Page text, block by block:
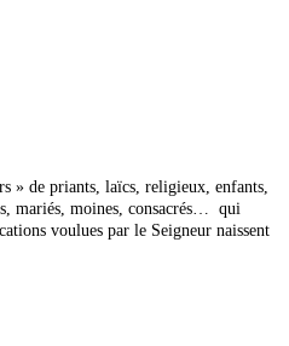
» de priants, laïcs, religieux, enfants,
mariés, moines, consacrés… qui
voulues par le Seigneur naissent